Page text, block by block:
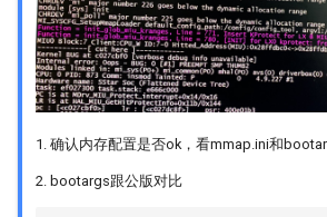
SRC
SSL
1. 确认内存配置是否ok，看mmap.ini和
2. bootargs跟公版对比